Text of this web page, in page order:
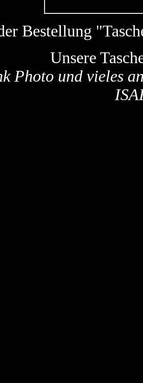
Bestellung
Unsere
Photo und vieles